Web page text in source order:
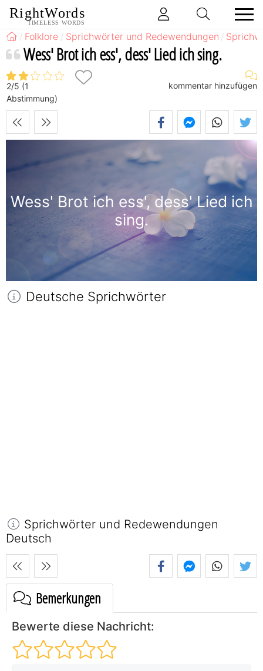
RightWords
TIMELESS WORDS
Folklore Sprichwörter und Redewendungen
Wess' Brot ich ess', dess' Lied ich sing.
2/5 (1
Abstimmung)
kommentar hinzufügen
Wess' Brot ich ess', dess' Lied ich
sing.
Deutsche Sprichwörter
Sprichwörter und Redewendungen
Deutsch
Bemerkungen
Bewerte diese Nachricht: